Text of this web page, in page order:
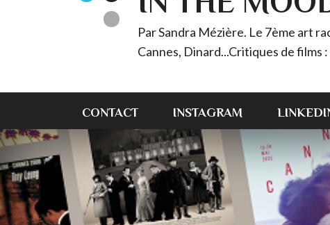
Par Sandra Mézière. Le 7ème art
Cannes, Dinard...Critiques de
CONTACT INSTAGRAM